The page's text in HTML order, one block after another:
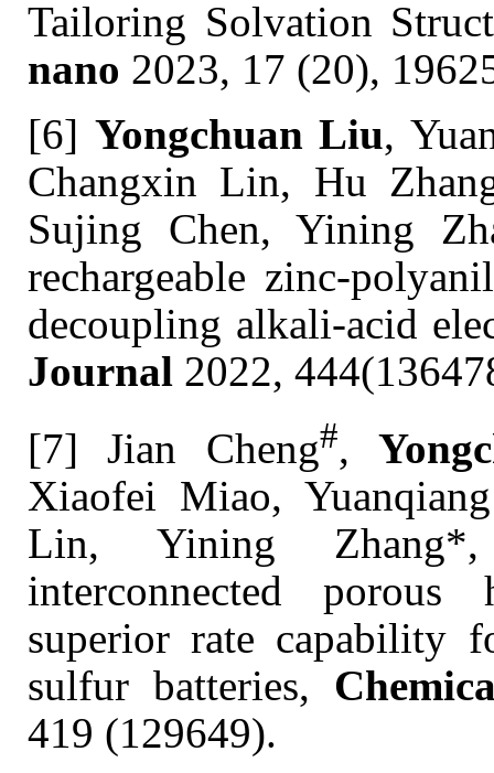
Tailoring Solvation
nano 2023, 17 (20),
[6] Yongchuan Liu,
Changxin Lin, Hu
Sujing Chen, Yining
rechargeable zinc-
decoupling alkali-acid
Journal 2022,
[7] Jian Cheng#,
Xiaofei Miao,
Lin, Yining
interconnected
superior rate capability
sulfur batteries,
419 (129649).